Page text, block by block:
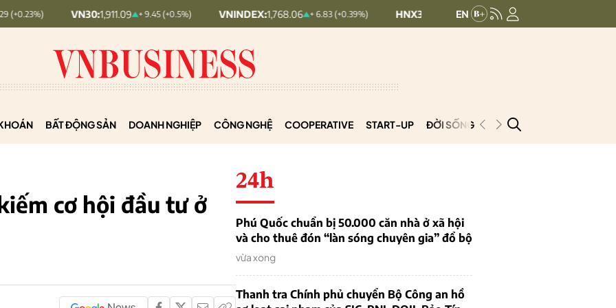
VN30:1,911.09 + 9.45 (+0.5%) VNINDEX: 1,768.06 + 6.83 (+0.39%) HNX30: 455.12 + 1.63 (+0.36%) HNXINDEX:
BẤT ĐỘNG SẢN DOANH NGHIỆP CÔNG NGHỆ COOPERATIVE START-UP ĐỜI SỐNG PODCAST
cơ hội đầu tư ở
24h
Phú Quốc chuẩn bị 50.000 căn nhà ở xã hội
và cho thuê đón “làn sóng chuyên gia” đổ bộ
vừa xong
Thanh tra Chính phủ chuyển Bộ Công an hồ